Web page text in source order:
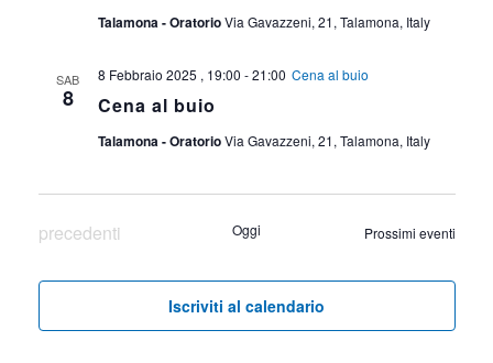
Talamona - OratorioVia Gavazzeni, 21, Talamona, Italy
SAB
8 Cena al buio
8 Febbraio 2025 , 19:00 -21:00 Cena al buio
Talamona - OratorioVia Gavazzeni, 21, Talamona, Italy
Eventi
precedenti Oggi Prossimi eventi
Iscriviti al calendario